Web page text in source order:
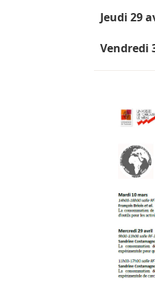
Jeudi 29
Vendredi